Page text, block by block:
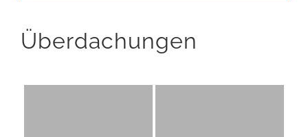
Überdachungen